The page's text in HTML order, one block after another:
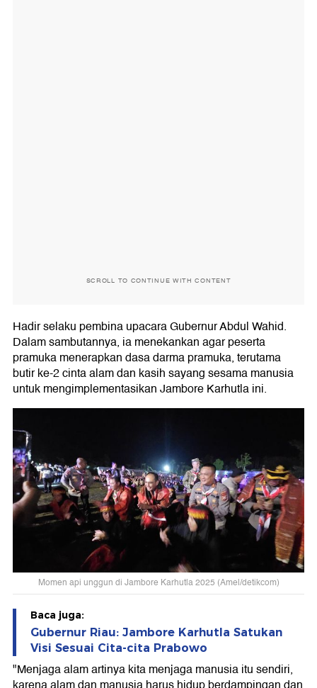
SCROLL TO CONTINUE WITH CONTENT
Hadir selaku pembina upacara Gubernur Abdul Wahid.
Dalam sambutannya, ia menekankan agar peserta
pramuka menerapkan dasa darma pramuka, terutama
butir ke-2 cinta alam dan kasih sayang sesama manusia
untuk mengimplementasikan Jambore Karhutla ini.
Momen api unggun di Jambore Karhutla 2025 (Amel/detikcom)
Baca juga:
Gubernur Riau: Jambore Karhutla Satukan
Visi Sesuai Cita-cita Prabowo
"Menjaga alam artinya kita menjaga manusia itu sendiri,